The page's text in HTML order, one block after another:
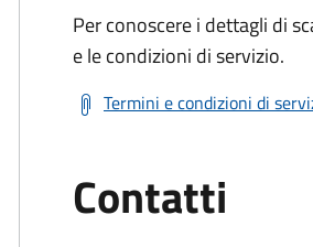
Per conoscere i dettagli di
e le condizioni di servizio.
Termini e condizioni di
Contatti